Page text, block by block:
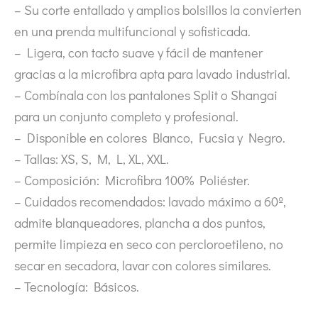
– Su corte entallado y amplios bolsillos la convierten
en una prenda multifuncional y sofisticada.
– Ligera, con tacto suave y fácil de mantener
gracias a la microfibra apta para lavado industrial.
– Combínala con los pantalones Split o Shangai
para un conjunto completo y profesional.
– Disponible en colores Blanco, Fucsia y Negro.
– Tallas: XS, S, M, L, XL, XXL.
– Composición: Microfibra 100% Poliéster.
– Cuidados recomendados: lavado máximo a 60º,
admite blanqueadores, plancha a dos puntos,
permite limpieza en seco con percloroetileno, no
secar en secadora, lavar con colores similares.
– Tecnología: Básicos.